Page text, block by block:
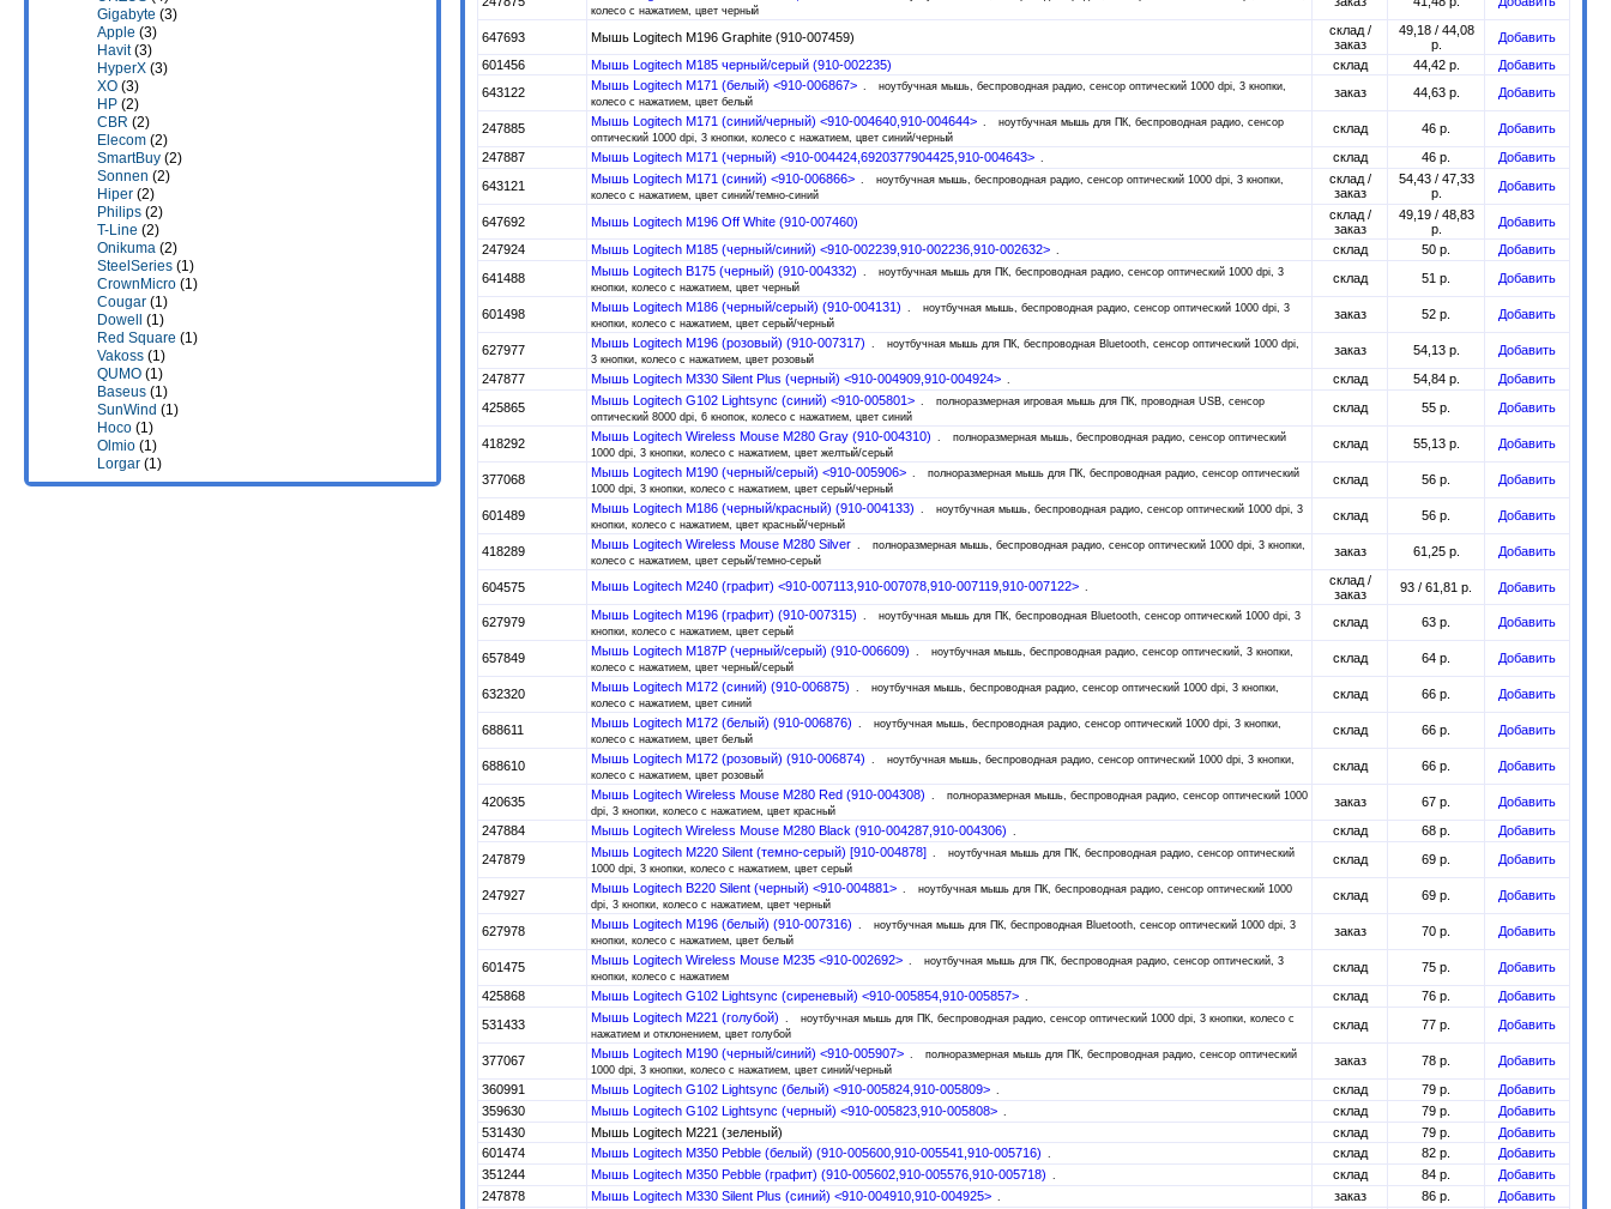
Gigabyte (3)
Apple (3)
Havit(3)
HyperX (3)
XO (3)
HP (2)
CBR (2)
Elecom (2)
SmartBuy (2)
Sonnen (2)
Hiper (2)
Philips (2)
T-Line (2)
Onikuma (2)
SteelSeries (1)
CrownMicro (1)
Cougar (1)
Dowell
(1)
Red Square (1)
Vakoss (1)
QUMO (1)
Baseus (1)
SunWind (1)
Hoco (1)
Olmio (1)
Lorgar (1)
колесо с нажатием, цвет черный
647693 Мышь Logitech M196 Graphite (910-007459)
склад /
заказ
49,18 / 44,08
р.
Добавить
601456
Мышь Logitech M185 черный/серый (910-002235) склад 44,42 р.
Добавить
643122
Мышь Logitech M171 (белый) <910-006867>
ноутбучная мышь, беспроводная радио, сенсор оптический 1000 dpi, 3 кнопки,
колесо с нажатием, цвет белый
заказ 44,63 р. Добавить
247885 Мышь Logitech M171 (синий/черный) <910-004640,910-004644>
ноутбучная мышь для ПК, беспроводная радио, сенсор
оптический 1000 dpi, 3 кнопки, колесо с нажатием, цвет синий/черный
склад 46 р.
Добавить
247887
Мышь Logitech M171 (черный) <910-004424,6920377904425,910-004643> склад 46 р.
Добавить
643121
Мышь Logitech M171 (синий) <910-006866>
ноутбучная мышь, беспроводная радио, сенсор оптический 1000 dpi, 3 кнопки,
колесо с нажатием, цвет синий/темно-синий
склад /
заказ
54,43 / 47,33
р.
Добавить
647692 Мышь Logitech M196 Off White (910-007460)
склад /
заказ
49,19 / 48,83
р.
Добавить
247924
Мышь Logitech M185 (черный/синий) <910-002239,910-002236,910-002632> склад 50 р.
Добавить
641488
Мышь Logitech B175 (черный) (910-004332)
ноутбучная мышь для ПК, беспроводная радио, сенсор оптический 1000 dpi, 3
кнопки, колесо с нажатием, цвет черный
склад 51 р. Добавить
601498 Мышь Logitech M186 (черный/серый) (910-004131)
ноутбучная мышь, беспроводная радио, сенсор оптический 1000 dpi, 3
кнопки, колесо с нажатием, цвет серый/черный
заказ 52 р. Добавить
627977 Мышь Logitech M196 (розовый) (910-007317)
ноутбучная мышь для ПК, беспроводная Bluetooth, сенсор оптический 1000 dpi,
3 кнопки, колесо с нажатием, цвет розовый
заказ 54,13 р.
Добавить
247877
Мышь Logitech M330 Silent Plus (черный) <910-004909,910-004924> склад 54,84 р.
Добавить
425865
Мышь Logitech G102 Lightsync (синий) <910-005801>
полноразмерная игровая мышь для ПК, проводная USB, сенсор
оптический 8000 dpi, 6 кнопок, колесо с нажатием, цвет синий
склад 55 р. Добавить
418292 Мышь Logitech Wireless Mouse M280 Gray (910-004310)
полноразмерная мышь, беспроводная радио, сенсор оптический
1000 dpi, 3 кнопки, колесо с нажатием, цвет желтый/серый
склад 55,13 р. Добавить
377068 Мышь Logitech M190 (черный/серый) <910-005906>
полноразмерная мышь для ПК, беспроводная радио, сенсор оптический
1000 dpi, 3 кнопки, колесо с нажатием, цвет серый/черный
склад 56 р. Добавить
601489 Мышь Logitech M186 (черный/красный) (910-004133)
ноутбучная мышь, беспроводная радио, сенсор оптический 1000 dpi, 3
кнопки, колесо с нажатием, цвет красный/черный
склад 56 р. Добавить
418289 Мышь Logitech Wireless Mouse M280 Silver
полноразмерная мышь, беспроводная радио, сенсор оптический 1000 dpi, 3 кнопки,
колесо с нажатием, цвет серый/темно-серый
заказ 61,25 р. Добавить
604575 Мышь Logitech M240 (графит) <910-007113,910-007078,910-007119,910-007122>
склад /
заказ
93 / 61,81 р. Добавить
627979 Мышь Logitech M196 (графит) (910-007315)
ноутбучная мышь для ПК, беспроводная Bluetooth, сенсор оптический 1000 dpi, 3
кнопки, колесо с нажатием, цвет серый
склад 63 р. Добавить
657849 Мышь Logitech M187P (черный/серый) (910-006609)
ноутбучная мышь, беспроводная радио, сенсор оптический, 3 кнопки,
колесо с нажатием, цвет черный/серый
склад 64 р. Добавить
632320 Мышь Logitech M172 (синий) (910-006875)
ноутбучная мышь, беспроводная радио, сенсор оптический 1000 dpi, 3 кнопки,
колесо с нажатием, цвет синий
склад 66 р. Добавить
688611 Мышь Logitech M172 (белый) (910-006876)
ноутбучная мышь, беспроводная радио, сенсор оптический 1000 dpi, 3 кнопки,
колесо с нажатием, цвет белый
склад 66 р. Добавить
688610 Мышь Logitech M172 (розовый) (910-006874)
ноутбучная мышь, беспроводная радио, сенсор оптический 1000 dpi, 3 кнопки,
колесо с нажатием, цвет розовый
склад 66 р. Добавить
420635 Мышь Logitech Wireless Mouse M280 Red (910-004308)
полноразмерная мышь, беспроводная радио, сенсор оптический 1000
dpi, 3 кнопки, колесо с нажатием, цвет красный
заказ 67 р.
Добавить
247884
Мышь Logitech Wireless Mouse M280 Black (910-004287,910-004306) склад 68 р.
Добавить
247879
Мышь Logitech M220 Silent (темно-серый) [910-004878]
ноутбучная мышь для ПК, беспроводная радио, сенсор оптический
1000 dpi, 3 кнопки, колесо с нажатием, цвет серый
склад 69 р. Добавить
247927 Мышь Logitech B220 Silent (черный) <910-004881>
ноутбучная мышь для ПК, беспроводная радио, сенсор оптический 1000
dpi, 3 кнопки, колесо с нажатием, цвет черный
склад 69 р. Добавить
627978 Мышь Logitech M196 (белый) (910-007316)
ноутбучная мышь для ПК, беспроводная Bluetooth, сенсор оптический 1000 dpi, 3
кнопки, колесо с нажатием, цвет белый
заказ 70 р. Добавить
601475 Мышь Logitech Wireless Mouse M235 <910-002692>
ноутбучная мышь для ПК, беспроводная радио, сенсор оптический, 3
кнопки, колесо с нажатием
склад 75 р.
Добавить
425868
Мышь Logitech G102 Lightsync (сиреневый) <910-005854,910-005857> склад 76 р.
Добавить
531433
Мышь Logitech M221 (голубой)
ноутбучная мышь для ПК, беспроводная радио, сенсор оптический 1000 dpi, 3 кнопки, колесо с
нажатием и отклонением, цвет голубой
склад 77 р. Добавить
377067 Мышь Logitech M190 (черный/синий) <910-005907>
полноразмерная мышь для ПК, беспроводная радио, сенсор оптический
1000 dpi, 3 кнопки, колесо с нажатием, цвет синий/черный
заказ 78 р.
Добавить
360991
Мышь Logitech G102 Lightsync (белый) <910-005824,910-005809> склад 79 р.
Добавить
359630
Мышь Logitech G102 Lightsync (черный) <910-005823,910-005808> склад 79 р.
Добавить
531430
Мышь Logitech M221 (зеленый) склад 79 р.
Добавить
601474
Мышь Logitech M350 Pebble (белый) (910-005600,910-005541,910-005716) склад 82 р.
Добавить
351244
Мышь Logitech M350 Pebble (графит) (910-005602,910-005576,910-005718) склад 84 р.
Добавить
247878
Мышь Logitech M330 Silent Plus (синий) <910-004910,910-004925> заказ 86 р.
Добавить